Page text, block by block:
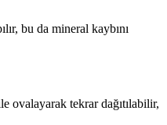
bu da mineral kaybını
ovalayarak tekrar dağıtılabilir,